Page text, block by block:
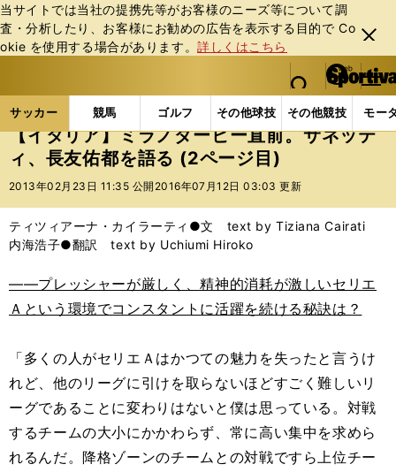
当サイトでは当社の提携先等がお客様のニーズ等について調
査・分析したり、お客様にお勧めの広告を表⽰する⽬的で Co
okie を使⽤する場合があります。詳しくはこちら
閉じ
る
web Sportiva (webスポルティーバ)
検索
マイペ
ー
ジ
メニュ
サッカー 競馬 ゴルフ その他球技 その他競技 モー
ス
ポ
ル
バ
サッカーの記事一覧 海外サッカー 海外サッカー
【イタリア】ミラノダービー直前。サネッテ
ィ、長友佑都を語る (2ページ目)
2013年02月23日 11:35 公開 2016年07月12日 03:03 更新
ティツィアーナ・カイラーティ●文 text by Tiziana Cairati
内海浩子●翻訳 text by Uchiumi Hiroko
――プレッシャーが厳しく、精神的消耗が激しいセリエ
Ａという環境でコンスタントに活躍を続ける秘訣は？
「多くの人がセリエＡはかつての魅力を失ったと言うけ
れど、他のリーグに引けを取らないほどすごく難しいリ
ーグであることに変わりはないと僕は思っている。対戦
するチームの大小にかかわらず、常に高い集中を求めら
れるんだ。降格ゾーンのチームとの対戦ですら上位チー